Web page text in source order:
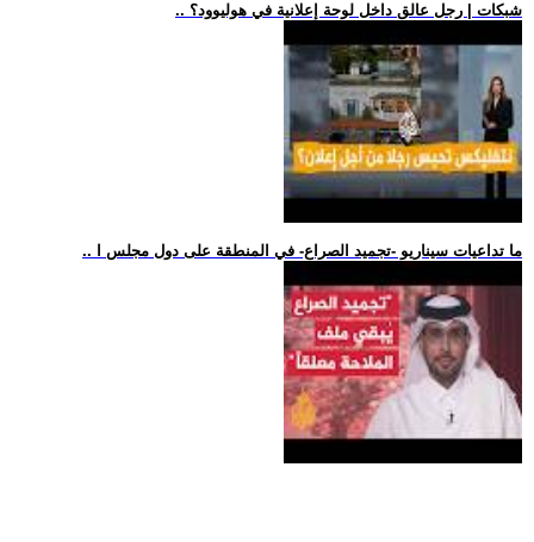
.. شبكات | رجل عالق داخل لوحة إعلانية في هوليوود؟
.. ما تداعيات سيناريو -تجميد الصراع- في المنطقة على دول مجلس ا